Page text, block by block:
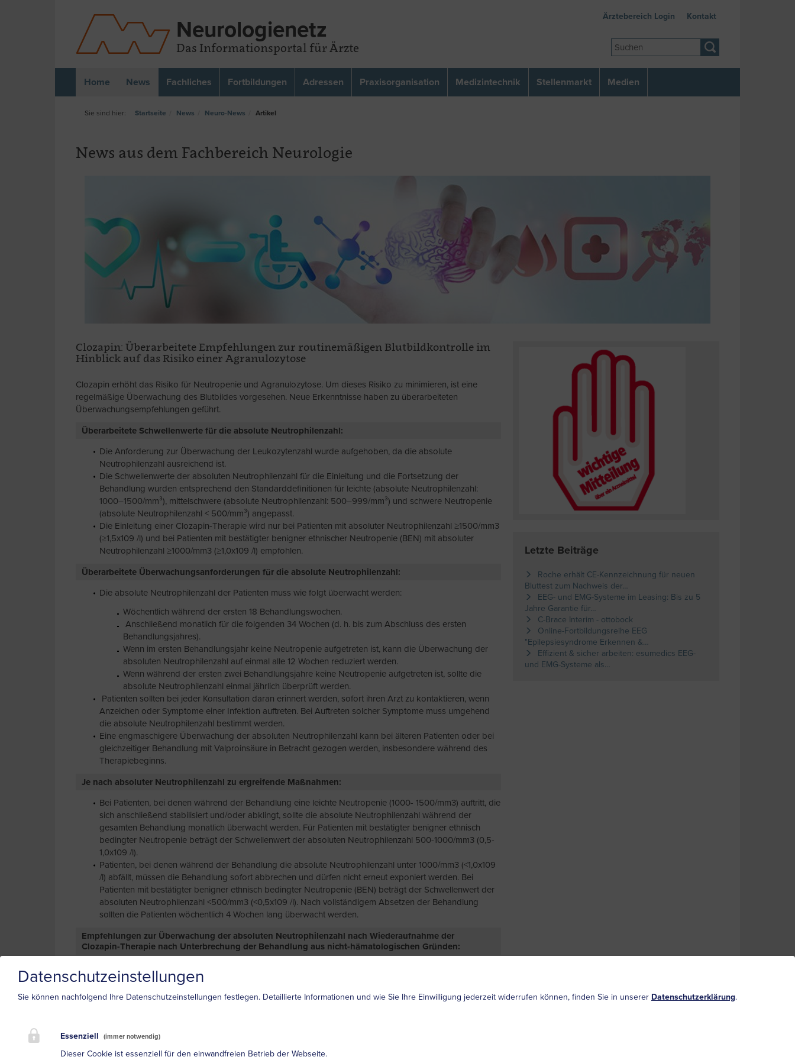
Neurologienetz
Das Informationsportal für Ärzte
Ärztebereich Login Kontakt
Home News Fachliches Fortbildungen Adressen Praxisorganisation Medizintechnik Stellenmarkt Medien
Startseite News Neuro-News Artikel
News aus dem Fachbereich Neurologie
Clozapin: Überarbeitete Empfehlungen zur routinemäßigen Blutbildkontrolle im
Hinblick auf das Risiko einer Agranulozytose
Clozapin erhöht das Risiko für Neutropenie und Agranulozytose. Um dieses Risiko zu minimieren, ist eine
regelmäßige Überwachung des Blutbildes vorgesehen. Neue Erkenntnisse haben zu überarbeiteten
Überwachungsempfehlungen geführt.
Überarbeitete Schwellenwerte für die absolute Neutrophilenzahl:
Die Anforderung zur Überwachung der Leukozytenzahl wurde aufgehoben, da die absolute
Neutrophilenzahl ausreichend ist.
Die Schwellenwerte der absoluten Neutrophilenzahl für die Einleitung und die Fortsetzung der
Behandlung wurden entsprechend den Standarddefinitionen für leichte (absolute Neutrophilenzahl:
1000–1500/mm³), mittelschwere (absolute Neutrophilenzahl: 500–999/mm³) und schwere Neutropenie
(absolute Neutrophilenzahl < 500/mm³) angepasst.
Die Einleitung einer Clozapin-Therapie wird nur bei Patienten mit absoluter Neutrophilenzahl ≥1500/mm3
(≥1,5x109 /l) und bei Patienten mit bestätigter benigner ethnischer Neutropenie (BEN) mit absoluter
Neutrophilenzahl ≥1000/mm3 (≥1,0x109 /l) empfohlen.
Überarbeitete Überwachungsanforderungen für die absolute Neutrophilenzahl:
Die absolute Neutrophilenzahl der Patienten muss wie folgt überwacht werden:
Wöchentlich während der ersten 18 Behandlungswochen.
Anschließend monatlich für die folgenden 34 Wochen (d. h. bis zum Abschluss des ersten
Behandlungsjahres).
Wenn im ersten Behandlungsjahr keine Neutropenie aufgetreten ist, kann die Überwachung der
absoluten Neutrophilenzahl auf einmal alle 12 Wochen reduziert werden.
Wenn während der ersten zwei Behandlungsjahre keine Neutropenie aufgetreten ist, sollte die
absolute Neutrophilenzahl einmal jährlich überprüft werden.
Patienten sollten bei jeder Konsultation daran erinnert werden, sofort ihren Arzt zu kontaktieren, wenn
Anzeichen oder Symptome einer Infektion auftreten. Bei Auftreten solcher Symptome muss umgehend
die absolute Neutrophilenzahl bestimmt werden.
Eine engmaschigere Überwachung der absoluten Neutrophilenzahl kann bei älteren Patienten oder bei
gleichzeitiger Behandlung mit Valproinsäure in Betracht gezogen werden, insbesondere während des
Therapiebeginns.
Je nach absoluter Neutrophilenzahl zu ergreifende Maßnahmen:
Bei Patienten, bei denen während der Behandlung eine leichte Neutropenie (1000- 1500/mm3) auftritt, die
sich anschließend stabilisiert und/oder abklingt, sollte die absolute Neutrophilenzahl während der
gesamten Behandlung monatlich überwacht werden. Für Patienten mit bestätigter benigner ethnisch
bedingter Neutropenie beträgt der Schwellenwert der absoluten Neutrophilenzahl 500-1000/mm3 (0,5-
1,0x109 /l).
Patienten, bei denen während der Behandlung die absolute Neutrophilenzahl unter 1000/mm3 (<1,0x109
/l) abfällt, müssen die Behandlung sofort abbrechen und dürfen nicht erneut exponiert werden. Bei
Patienten mit bestätigter benigner ethnisch bedingter Neutropenie (BEN) beträgt der Schwellenwert der
absoluten Neutrophilenzahl <500/mm3 (<0,5x109 /l). Nach vollständigem Absetzen der Behandlung
sollten die Patienten wöchentlich 4 Wochen lang überwacht werden.
Empfehlungen zur Überwachung der absoluten Neutrophilenzahl nach Wiederaufnahme der
Clozapin-Therapie nach Unterbrechung der Behandlung aus nicht-hämatologischen Gründen:
Unterbrechung ihr vorheriges Behandlungsschema fortsetzen.
Patienten mit einer früheren Neutropenie oder einer kürzeren Behandlungsdauer (>18 Wochen - 2 Jahre)
müssen nach Unterbrechungen ≥3 Tage, aber weniger als 4 Wochen engmaschig 6 Wochen lang
Empfehlungen finden Sie in der aktualisierten Fachinformation).
Letzte Beiträge
Roche erhält CE-Kennzeichnung für neuen
Bluttest zum Nachweis der…
EEG- und EMG-Systeme im Leasing: Bis zu 5
Jahre Garantie für…
C-Brace Interim - ottobock
Online-Fortbildungsreihe EEG
"Epilepsiesyndrome Erkennen &…
Effizient & sicher arbeiten: esumedics EEG-
und EMG-Systeme als…
Datenschutzeinstellungen
Sie können nachfolgend Ihre Datenschutzeinstellungen festlegen. Detaillierte Informationen und wie Sie Ihre Einwilligung jederzeit widerrufen können, finden Sie in unserer Datenschutzerklärung.
Essenziell (immer notwendig)
Dieser Cookie ist essenziell für den einwandfreien Betrieb der Webseite.